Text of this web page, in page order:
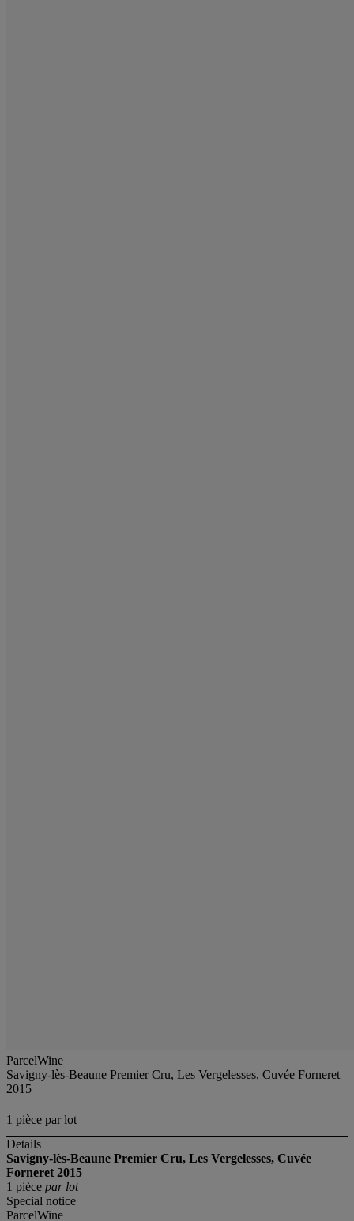
ParcelWine
Savigny-lès-Beaune Premier Cru, Les Vergelesses, Cuvée Forneret
2015
1 pièce par lot
Details
Savigny-lès-Beaune Premier Cru, Les Vergelesses, Cuvée
Forneret 2015
1 pièce par lot
Special notice
ParcelWine